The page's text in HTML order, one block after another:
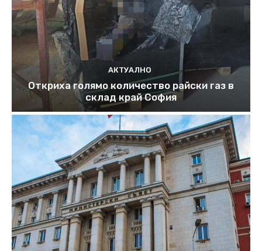
АКТУАЛНО
Откриха голямо количество райски газ в
склад край София